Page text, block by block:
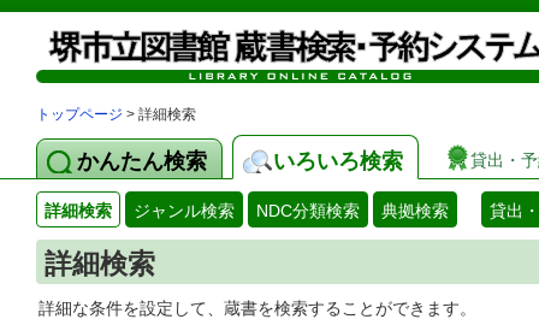
トップページ > 詳細検索
かんたん検索 いろいろ検索 貸出・
詳細検索 ジャンル検索 NDC分類検索 典拠検索 貸出
詳細検索
詳細な条件を設定して、蔵書を検索することができます。